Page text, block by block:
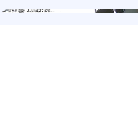
സസ്പെന്‍ഡ് ചെയ്യും